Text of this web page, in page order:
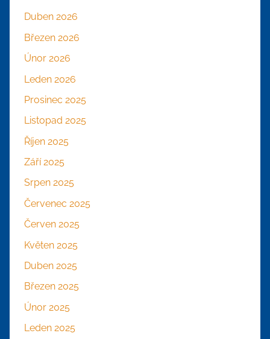
Duben 2026
Březen 2026
Únor 2026
Leden 2026
Prosinec 2025
Listopad 2025
Říjen 2025
Září 2025
Srpen 2025
Červenec 2025
Červen 2025
Květen 2025
Duben 2025
Březen 2025
Únor 2025
Leden 2025